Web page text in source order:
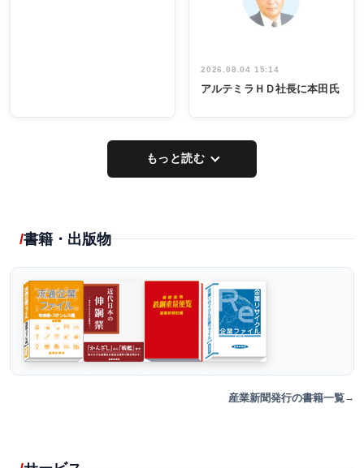
2026.08.04 15:14
アルテミラＨＤ社長に本田氏
もっと読む
書籍・出版物
産業新聞発行の書籍一覧